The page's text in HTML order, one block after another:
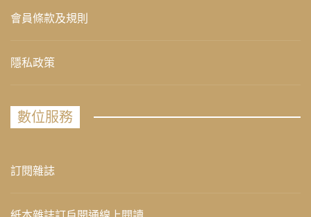
會員條款及規則
隱私政策
數位服務
訂閱雜誌